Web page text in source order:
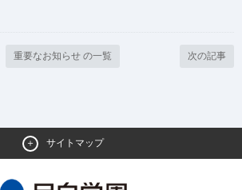
重要なお知らせ の一覧 次の記事
サイトマップ